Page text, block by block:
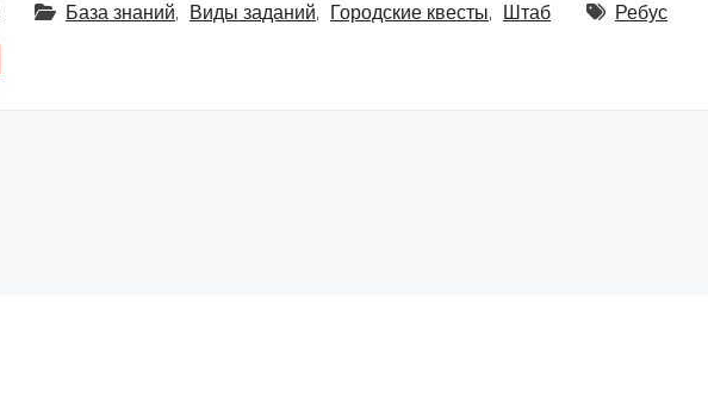
База знаний, Виды заданий, Городские квесты, Штаб Ребус